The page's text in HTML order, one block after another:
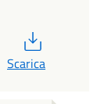
Scarica